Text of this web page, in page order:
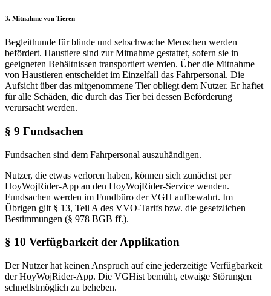
3. Mitnahme von Tieren
Begleithunde für blinde und sehschwache Menschen werden
befördert. Haustiere sind zur Mitnahme gestattet, sofern sie in
geeigneten Behältnissen transportiert werden. Über die Mitnahme
von Haustieren entscheidet im Einzelfall das Fahrpersonal. Die
Aufsicht über das mitgenommene Tier obliegt dem Nutzer. Er haftet
für alle Schäden, die durch das Tier bei dessen Beförderung
verursacht werden.
§ 9 Fundsachen
Fundsachen sind dem Fahrpersonal auszuhändigen.
Nutzer, die etwas verloren haben, können sich zunächst per
HoyWojRider-App an den HoyWojRider-Service wenden.
Fundsachen werden im Fundbüro der VGH aufbewahrt. Im
Übrigen gilt § 13, Teil A des VVO-Tarifs bzw. die gesetzlichen
Bestimmungen (§ 978 BGB ff.).
§ 10 Verfügbarkeit der Applikation
Der Nutzer hat keinen Anspruch auf eine jederzeitige Verfügbarkeit
der HoyWojRider-App. Die VGHist bemüht, etwaige Störungen
schnellstmöglich zu beheben.